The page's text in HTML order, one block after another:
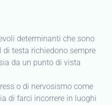
determinanti che sono
testa richiedono sempre
da un punto di vista
o di nervosismo come
di farci incorrere in luoghi